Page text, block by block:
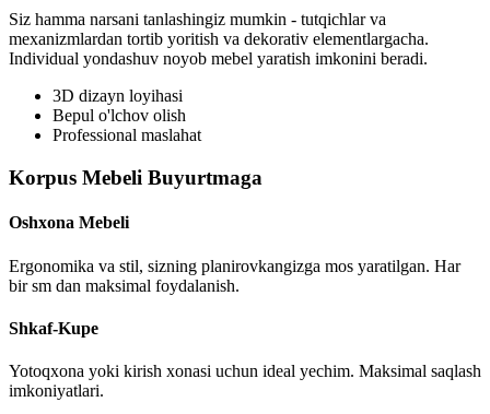
Siz hamma narsani tanlashingiz mumkin - tutqichlar va
mexanizmlardan tortib yoritish va dekorativ elementlargacha.
Individual yondashuv noyob mebel yaratish imkonini beradi.
3D dizayn loyihasi
Bepul o'lchov olish
Professional maslahat
Korpus Mebeli Buyurtmaga
Oshxona Mebeli
Ergonomika va stil, sizning planirovkangizga mos yaratilgan. Har
bir sm dan maksimal foydalanish.
Shkaf-Kupe
Yotoqxona yoki kirish xonasi uchun ideal yechim. Maksimal saqlash
imkoniyatlari.